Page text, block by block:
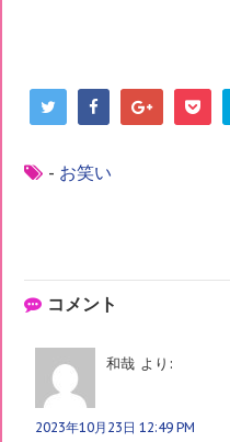
- お笑い
コメント
和哉 より:
2023年10月23日 12:49 PM